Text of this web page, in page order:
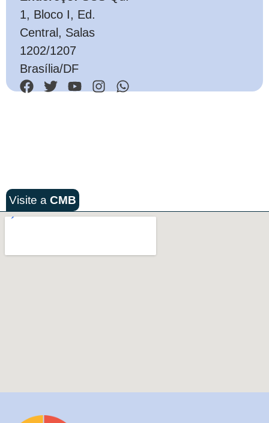
1, Bloco I, Ed.
Central, Salas
1202/1207
Brasília/DF
Visite a CMB